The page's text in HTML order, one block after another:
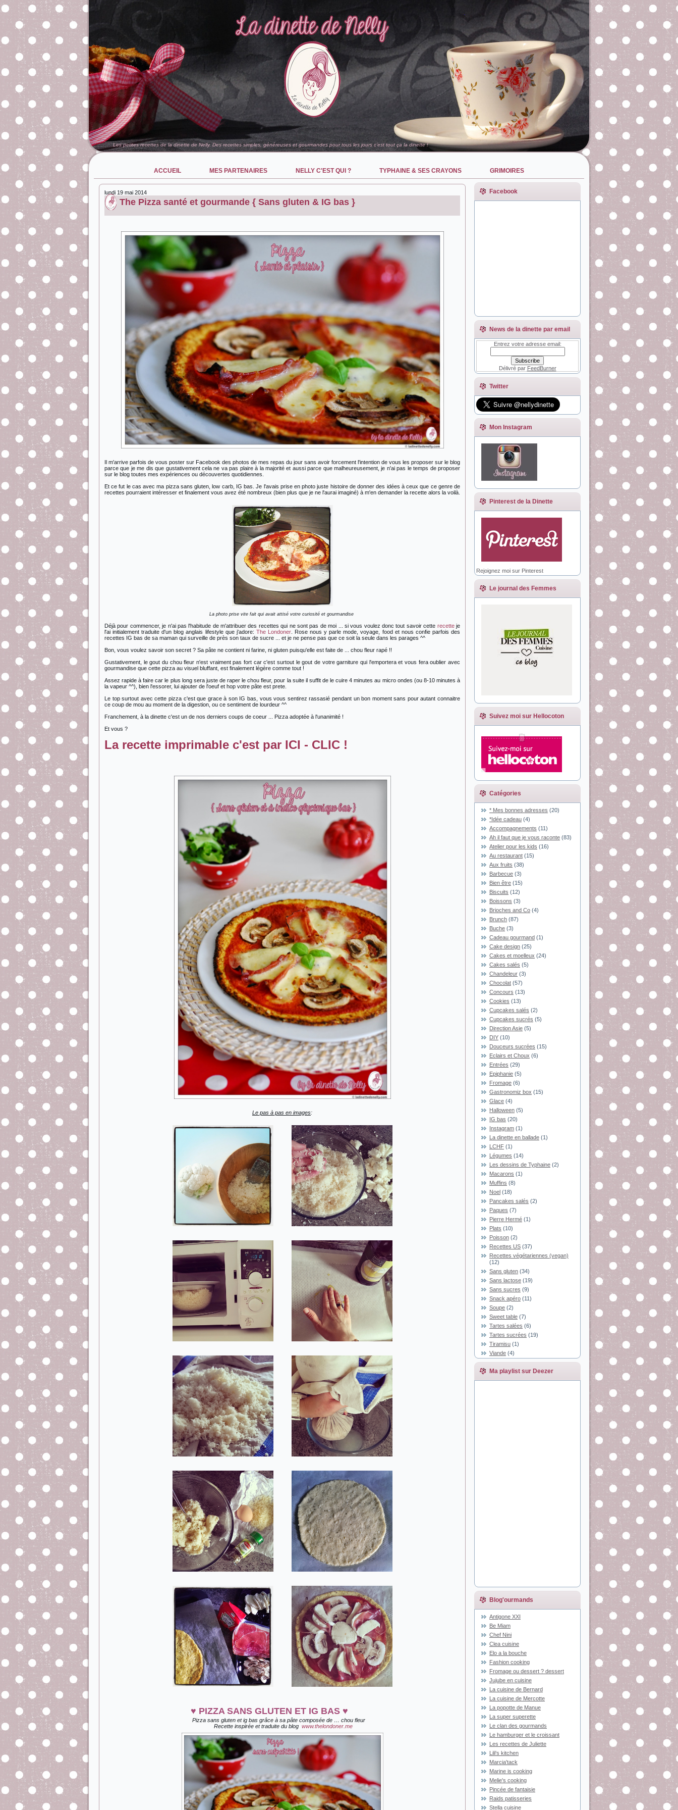
Les petites recettes de la dinette de Nelly. Des recettes simples, généreuses et gourmandes pour tous les jours c'est tout ça la dinette !
ACCUEIL MES PARTENAIRES NELLY C'EST QUI ? TYPHAINE & SES CRAYONS GRIMOIRES
lundi 19 mai 2014
The Pizza santé et gourmande { Sans gluten & IG bas }
Il m'arrive parfois de vous poster sur Facebook des photos de mes repas du jour sans avoir forcement l'intention de vous les proposer sur le blog
parce que je me dis que gustativement cela ne va pas plaire à la majorité et aussi parce que malheureusement, je n'ai pas le temps de proposer
sur le blog toutes mes expériences ou découvertes quotidiennes.
Et ce fut le cas avec ma pizza sans gluten, low carb, IG bas. Je l'avais prise en photo juste histoire de donner des idées à ceux que ce genre de
recettes pourraient intéresser et finalement vous avez été nombreux (bien plus que je ne l'aurai imaginé) à m'en demander la recette alors la voilà.
La photo prise vite fait qui avait attisé votre curiosité et gourmandise
Déjà pour commencer, je n'ai pas l'habitude de m'attribuer des recettes qui ne sont pas de moi ... si vous voulez donc tout savoir cette recetteje
l'ai initialement traduite d'un blog anglais lifestyle que j'adore: The Londoner. Rose nous y parle mode, voyage, food et nous confie parfois des
recettes IG bas de sa maman qui surveille de près son taux de sucre ... et je ne pense pas que ce soit la seule dans les parages ^^
Bon, vous voulez savoir son secret ? Sa pâte ne contient ni farine, ni gluten puisqu'elle est faite de ... chou fleur rapé !!
Gustativement, le gout du chou fleur n'est vraiment pas fort car c'est surtout le gout de votre garniture qui l'emportera et vous fera oublier avec
gourmandise que cette pizza au visuel bluffant, est finalement légère comme tout !
Assez rapide à faire car le plus long sera juste de raper le chou fleur, pour la suite il suffit de le cuire 4 minutes au micro ondes (ou 8-10 minutes à
la vapeur ^^), bien l'essorer, lui ajouter de l'oeuf et hop votre pâte est prete.
Le top surtout avec cette pizza c'est que grace à son IG bas, vous vous sentirez rassasié pendant un bon moment sans pour autant connaitre
ce coup de mou au moment de la digestion, ou ce sentiment de lourdeur ^^
Franchement, à la dinette c'est un de nos derniers coups de coeur ... Pizza adoptée à l'unanimité !
Et vous ?
La recette imprimable c'est par ICI - CLIC !
Le pas à pas en images:
♥ PIZZA SANS GLUTEN ET IG BAS ♥
Pizza sans gluten et ig bas grâce à sa pâte composée de … chou fleur
Recette inspirée et traduite du blog www.thelondoner.me
Facebook
News de la dinette par email
Entrez votre adresse email:
Délivré par FeedBurner
Twitter
Mon Instagram
Pinterest de la Dinette
Rejoignez moi sur Pinterest
Le journal des Femmes
Suivez moi sur Hellocoton
Catégories
* Mes bonnes adresses (20)
*Idée cadeau (4)
Accompagnements (11)
Ah il faut que je vous raconte (83)
Atelier pour les kids (16)
Au restaurant (15)
Aux fruits (38)
Barbecue (3)
Bien être (15)
Biscuits (12)
Boissons (3)
Brioches and Co (4)
Brunch (87)
Buche (3)
Cadeau gourmand (1)
Cake design (25)
Cakes et moelleux (24)
Cakes salés (5)
Chandeleur (3)
Chocolat (57)
Concours (13)
Cookies (13)
Cupcakes salés (2)
Cupcakes sucrés (5)
Direction Asie (5)
DIY (10)
Douceurs sucrées (15)
Eclairs et Choux (6)
Entrées (29)
Epiphanie (5)
Fromage (6)
Gastronomiz box (15)
Glace (4)
Halloween (5)
IG bas (20)
Instagram (1)
La dinette en ballade (1)
LCHF (1)
Légumes (14)
Les dessins de Typhaine (2)
Macarons (1)
Muffins (8)
Noel (18)
Pancakes salés (2)
Paques (7)
Pierre Hermé (1)
Plats (10)
Poisson (2)
Recettes US (37)
Recettes végétariennes (vegan)
(12)
Sans gluten (34)
Sans lactose (19)
Sans sucres (9)
Snack apéro (11)
Soupe (2)
Sweet table (7)
Tartes salées (6)
Tartes sucrées (19)
Tiramisu (1)
Viande (4)
Ma playlist sur Deezer
Blog'ourmands
Antigone XXI
Be Miam
Chef Nini
Clea cuisine
Elo a la bouche
Fashion cooking
Fromage ou dessert ? dessert
Jujube en cuisine
La cuisine de Bernard
La cuisine de Mercotte
La popotte de Manue
La super superette
Le clan des gourmands
Le hamburger et le croissant
Les recettes de Juliette
Lili's kitchen
Marcia'tack
Marine is cooking
Melie's cooking
Pincée de fantaisie
Raids patisseries
Stella cuisine